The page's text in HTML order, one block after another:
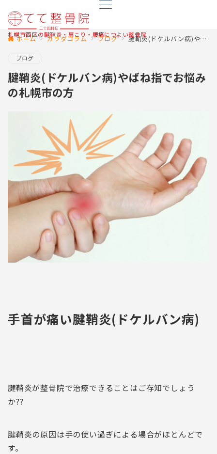
札幌市西区の腱鞘炎・肩こり・腰痛につよい整骨院
ホーム カラダコラム ブログ 腱鞘炎(ドケルバン病)やばね指でお悩みの札幌市の方
ブログ
腱鞘炎(ドケルバン病)やばね指でお悩み
の札幌市の方
手首が痛い腱鞘炎(ドケルバン病)
腱鞘炎が整骨院で治療できることはご存知でしょう
か??
腱鞘炎の原因は手の使い過ぎによる場合がほとんどで
す。